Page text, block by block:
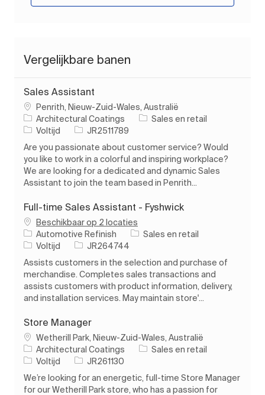
Vergelijkbare banen
Sales Assistant
PlaatsPenrith, Nieuw-Zuid-Wales, Australië
Architectural Coatings
Categorie
Sales en retail
Soort baan
Voltijd Taak-ID
JR2511789
Are you passionate about customer service? Would
you like to work in a colorful and inspiring workplace?
We are looking for a dedicated and dynamic Sales
Assistant to join the team based in Penrith...
Full-time Sales Assistant - Fyshwick
Beschikbaar op 2 locaties
Automotive Refinish
Categorie
Sales en retail
Soort baan
Voltijd Taak-ID
JR264744
Assists customers in the selection and purchase of
merchandise. Completes sales transactions and
assists customers with product information, delivery,
and installation services. May maintain store'...
Store Manager
PlaatsWetherill Park, Nieuw-Zuid-Wales, Australië
Architectural Coatings
Categorie
Sales en retail
Soort baan
Voltijd Taak-ID
JR261130
We’re looking for an energetic, full-time Store Manager
for our Wetherill Park store, who has a passion for